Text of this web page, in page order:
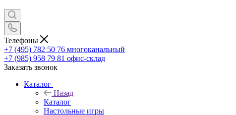
Телефоны
+7 (495) 782 50 76 многоканальный
+7 (985) 958 79 81 офис-склад
Заказать звонок
Каталог
Назад
Каталог
Настольные игры